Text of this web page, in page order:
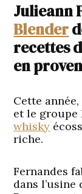
Julieann
Blender
recettes
en
Cette
et le groupe
whisky
riche.
Fernandes
dans l’usine